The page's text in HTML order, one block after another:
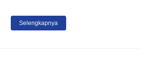
Selengkapnya